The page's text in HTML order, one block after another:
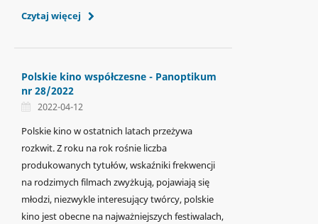
Czytaj więcej
Polskie kino współczesne - Panoptikum
nr 28/2022
2022-04-12
Polskie kino w ostatnich latach przeżywa
rozkwit. Z roku na rok rośnie liczba
produkowanych tytułów, wskaźniki frekwencji
na rodzimych filmach zwyżkują, pojawiają się
młodzi, niezwykle interesujący twórcy, polskie
kino jest obecne na najważniejszych festiwalach,